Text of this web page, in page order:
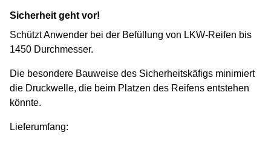
Sicherheit geht vor!
Schützt Anwender bei der Befüllung von LKW-Reifen bis
1450 Durchmesser.
Die besondere Bauweise des Sicherheitskäfigs minimiert
die Druckwelle, die beim Platzen des Reifens entstehen
könnte.
Lieferumfang:
Scheinwerferprüfung
Reifenmontiergeräte
OEM Freigaben
Porsche
Renault
Maserati
Radwuchtmaschinen